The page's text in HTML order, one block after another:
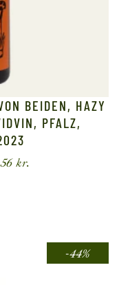
BEIDEN, HAZY
PFALZ,
kr.
-44%